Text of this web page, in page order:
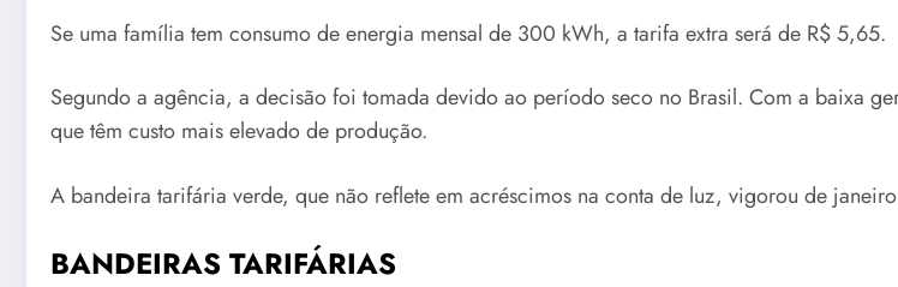
Se uma família tem consumo de energia mensal de 300 kWh, a tarifa extra será de R$ 5,65.
Segundo a agência, a decisão foi tomada devido ao período seco no Brasil. Com a baixa
que têm custo mais elevado de produção.
A bandeira tarifária verde, que não reflete em acréscimos na conta de luz, vigorou de
BANDEIRAS TARIFÁRIAS